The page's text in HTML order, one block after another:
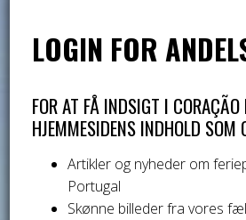
LOGIN FOR
FOR AT FÅ INDSIGT I CORAÇÃO
HJEMMESIDENS INDHOLD SOM
Artikler og nyheder om
Portugal
Skønne billeder fra vores